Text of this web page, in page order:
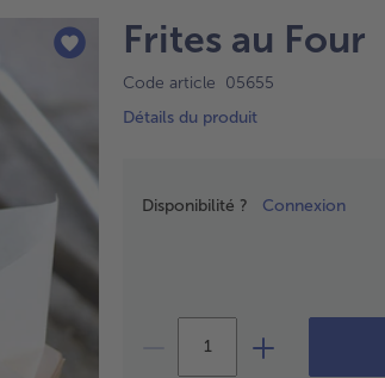
Frites au Four
Code article 05655
Détails du produit
Disponibilité ? Connexion